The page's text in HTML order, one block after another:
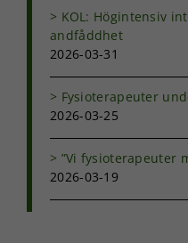
KOL: Högintensiv
andfåddhet
2026-03-31
Fysioterapeuter
2026-03-25
”Vi fysioterapeuter
2026-03-19